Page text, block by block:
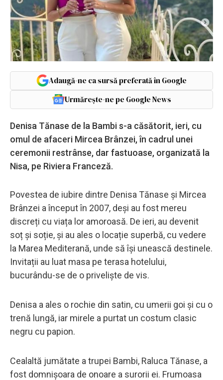
Adaugă-ne ca sursă preferată în Google
Urmărește-ne pe Google News
Denisa Tănase de la Bambi s-a căsătorit, ieri, cu
omul de afaceri Mircea Brânzei, în cadrul unei
ceremonii restrânse, dar fastuoase, organizată la
Nisa, pe Riviera Franceză.
Povestea de iubire dintre Denisa Tănase și Mircea
Brânzei a început în 2007, deși au fost mereu
discreți cu viața lor amoroasă. De ieri, au devenit
soț și soție, și au ales o locație superbă, cu vedere
la Marea Mediterană, unde să își unească destinele.
Invitații au luat masa pe terasa hotelului,
bucurându-se de o priveliște de vis.
Denisa a ales o rochie din satin, cu umerii goi și cu o
trenă lungă, iar mirele a purtat un costum clasic
negru cu papion.
Cealaltă jumătate a trupei Bambi, Raluca Tănase, a
fost domnișoara de onoare a surorii ei. Frumoasa